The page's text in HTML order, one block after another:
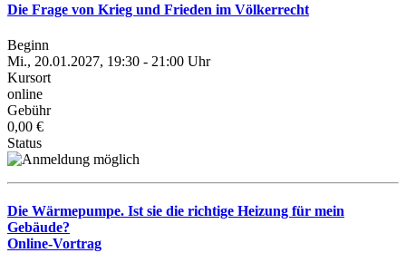
Die Frage von Krieg und Frieden im Völkerrecht
Beginn
Mi., 20.01.2027, 19:30 - 21:00 Uhr
Kursort
online
Gebühr
0,00 €
Status
Die Wärmepumpe. Ist sie die richtige Heizung für mein
Gebäude?
Online-Vortrag